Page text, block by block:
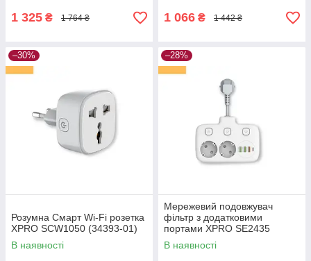
1 325 ₴ 1 764 ₴ 1 066 ₴ 1 442 ₴
–30%
Розумна Смарт Wi-Fi розетка
XPRO SCW1050 (34393-01)
В наявності
–28%
Мережевий подовжувач
фільтр з додатковими
портами XPRO SE2435
(34397-01)
В наявності